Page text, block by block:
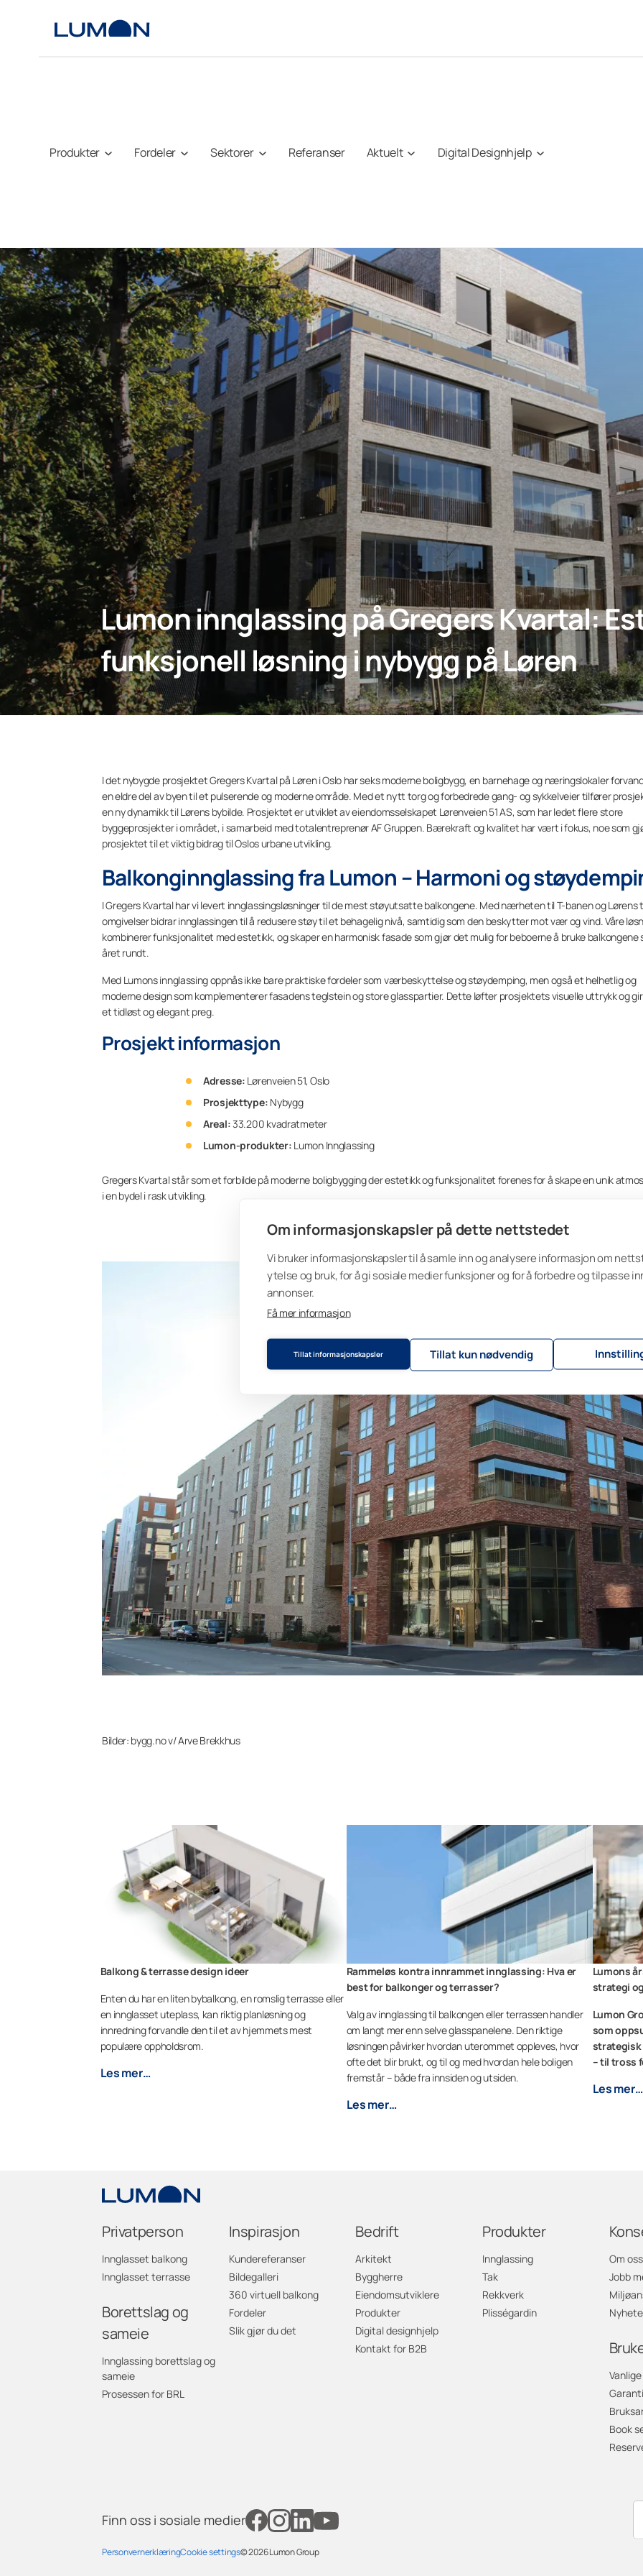
Om informasjonskapsler på dette nettstedet
Vi bruker informasjonskapsler til å samle inn og analysere informasjon om
ytelse og bruk, for å gi sosiale medier funksjoner og for å forbedre og tilpasse
annonser.
Få mer informasjon
Tillat informasjonskapsler Tillat kun nødvendig
Produkter Fordeler Sektorer Referanser Aktuelt Digital Designhjelp
Lumon innglassing på Gregers Kvartal:
funksjonell løsning i nybygg på Løren
I det nybygde prosjektet Gregers Kvartal på Løren i Oslo har seks moderne boligbygg, en barnehage og næringslokaler
en eldre del av byen til et pulserende og moderne område. Med et nytt torg og forbedrede gang- og sykkelveier tilfører
en ny dynamikk til Lørens bybilde. Prosjektet er utviklet av eiendomsselskapet Lørenveien 51 AS, som har ledet flere store
byggeprosjekter i området, i samarbeid med totalentreprenør AF Gruppen. Bærekraft og kvalitet har vært i fokus, noe som
prosjektet til et viktig bidrag til Oslos urbane utvikling.
Balkonginnglassing fra Lumon – Harmoni og
I Gregers Kvartal har vi levert innglassingsløsninger til de mest støyutsatte balkongene. Med nærheten til T-banen og Lørens
omgivelser bidrar innglassingen til å redusere støy til et behagelig nivå, samtidig som den beskytter mot vær og vind. Våre
kombinerer funksjonalitet med estetikk, og skaper en harmonisk fasade som gjør det mulig for beboerne å bruke balkongene
året rundt.
Med Lumons innglassing oppnås ikke bare praktiske fordeler som værbeskyttelse og støydemping, men også et helhetlig og
moderne design som komplementerer fasadens teglstein og store glasspartier. Dette løfter prosjektets visuelle uttrykk og
et tidløst og elegant preg.
Prosjekt informasjon
Adresse: Lørenveien 51, Oslo
Prosjekttype: Nybygg
Areal:33.200 kvadratmeter
Lumon-produkter: Lumon Innglassing
Gregers Kvartal står som et forbilde på moderne boligbygging der estetikk og funksjonalitet forenes for å skape en unik
i en bydel i rask utvikling.
Bilder: bygg.no v/ Arve Brekkhus
Balkong & terrasse design ideer
Enten du har en liten bybalkong, en romslig terrasse eller
en innglasset uteplass, kan riktig planløsning og
innredning forvandle den til et av hjemmets mest
populære oppholdsrom.
Les mer…
Rammeløs kontra innrammet innglassing: Hva er
best for balkonger og terrasser?
Valg av innglassing til balkongen eller terrassen handler
om langt mer enn selve glasspanelene. Den riktige
løsningen påvirker hvordan uterommet oppleves, hvor
ofte det blir brukt, og til og med hvordan hele boligen
fremstår – både fra innsiden og utsiden.
Les mer…
Lumons
strategi
Lumon
som
– til tross
Les mer…
Privatperson
Innglasset balkong
Innglasset terrasse
Borettslag og
sameie
Innglassing borettslag og
sameie
Prosessen for BRL
Inspirasjon
Kundereferanser
Bildegalleri
360 virtuell balkong
Fordeler
Slik gjør du det
Bedrift
Arkitekt
Byggherre
Eiendomsutviklere
Produkter
Digital designhjelp
Kontakt for B2B
Produkter
Innglassing
Tak
Rekkverk
Plisségardin
Om oss
Jobb
Garanti
Book
Finn oss i sosiale medier
PersonvernerklæringCookie settings© 2026Lumon Group